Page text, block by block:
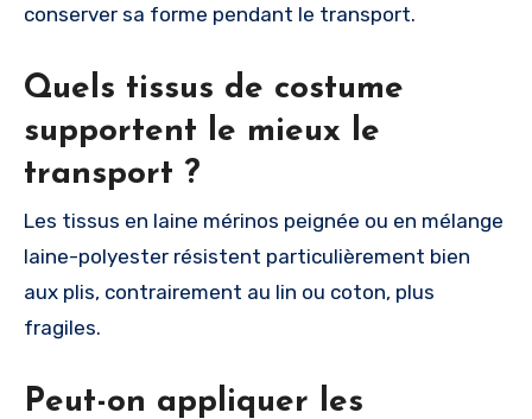
conserver sa forme pendant le transport.
Quels tissus de costume
supportent le mieux le
transport ?
Les tissus en laine mérinos peignée ou en mélange
laine-polyester résistent particulièrement bien
aux plis, contrairement au lin ou coton, plus
fragiles.
Peut-on appliquer les